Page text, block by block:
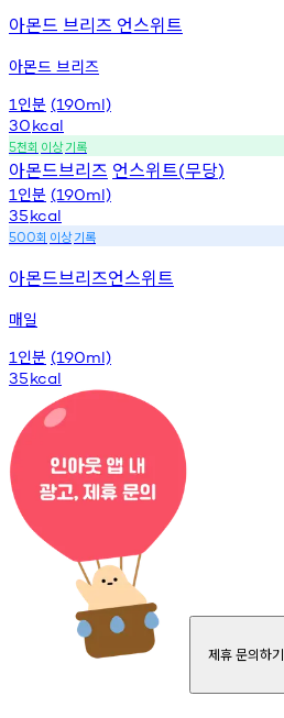
아몬드 브리즈 언스위트
아몬드 브리즈
1 인분 (190ml)
30kcal
5천회 이상기록
아몬드브리즈 언스위트(무당)
1 인분 (190ml)
35kcal
500회 이상기록
아몬드브리즈언스위트
매일
1 인분 (190ml)
35kcal
제휴 문의하기